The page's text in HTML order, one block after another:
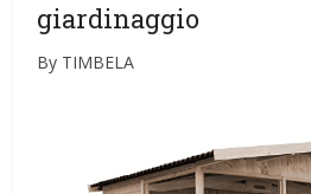
giardinaggio
By TIMBELA